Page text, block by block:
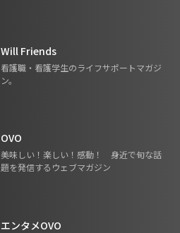
Will Friends
看護職・看護学生のライフサポートマガジ
ン。
OVO
美味しい！楽しい！感動！ 身近で旬な話
題を発信するウェブマガジン
エンタメOVO